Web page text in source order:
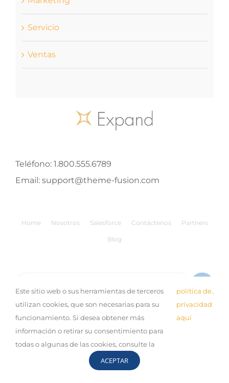
Servicio
Ventas
Teléfono: 1.800.555.6789
Email: support@theme-fusion.com
Home Nosotros Salesforce Contáctenos Partners
Blog
© Copyright 2019 Expand |Aviso de Privacidad
por:
Sinestesia
Este sitio web o sus herramientas de terceros
utilizan cookies, que son necesarias para su
funcionamiento. Si desea obtener más
información o retirar su consentimiento para
todas o algunas de las cookies, consulte la
política de
privacidad
aquí
.
ACEPTAR